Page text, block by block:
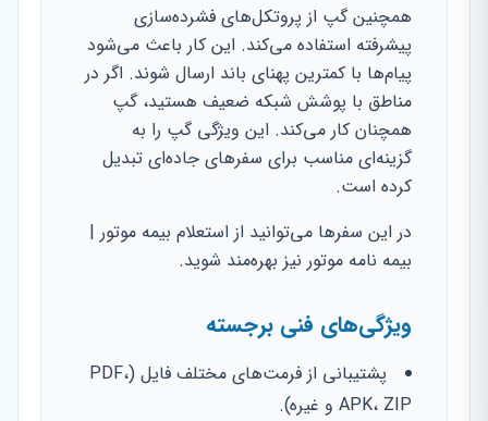
همچنین گپ از پروتکل‌های فشرده‌سازی
پیشرفته استفاده می‌کند. این کار باعث می‌شود
پیام‌ها با کمترین پهنای باند ارسال شوند. اگر در
مناطق با پوشش شبکه ضعیف هستید، گپ
همچنان کار می‌کند. این ویژگی گپ را به
گزینه‌ای مناسب برای سفرهای جاده‌ای تبدیل
کرده است.
در این سفرها می‌توانید از استعلام بیمه موتور |
بیمه نامه موتور نیز بهره‌مند شوید.
ویژگی‌های فنی برجسته
پشتیبانی از فرمت‌های مختلف فایل (PDF،
APK، ZIP و غیره).